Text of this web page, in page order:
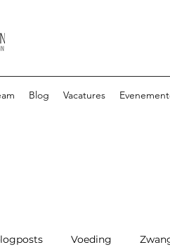
Blog Vacatures
Voeding